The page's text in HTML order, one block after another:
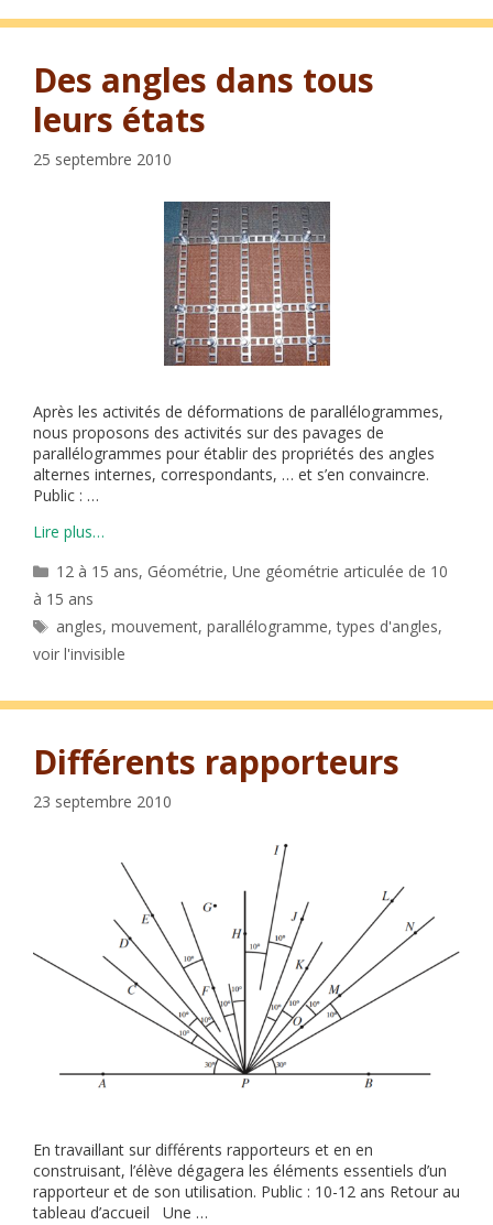
Des angles dans tous
leurs états
25 septembre 2010
Après les activités de déformations de parallélogrammes,
nous proposons des activités sur des pavages de
parallélogrammes pour établir des propriétés des angles
alternes internes, correspondants, … et s’en convaincre.
Public : …
Lire plus…
Catégories
12 à 15 ans, Géométrie,Une géométrie articulée de 10
à 15 ans
Étiquettes
angles,mouvement,parallélogramme,types d'angles,
voir l'invisible
Différents rapporteurs
23 septembre 2010
En travaillant sur différents rapporteurs et en en
construisant, l’élève dégagera les éléments essentiels d’un
rapporteur et de son utilisation. Public : 10-12 ans Retour au
tableau d’accueil Une …